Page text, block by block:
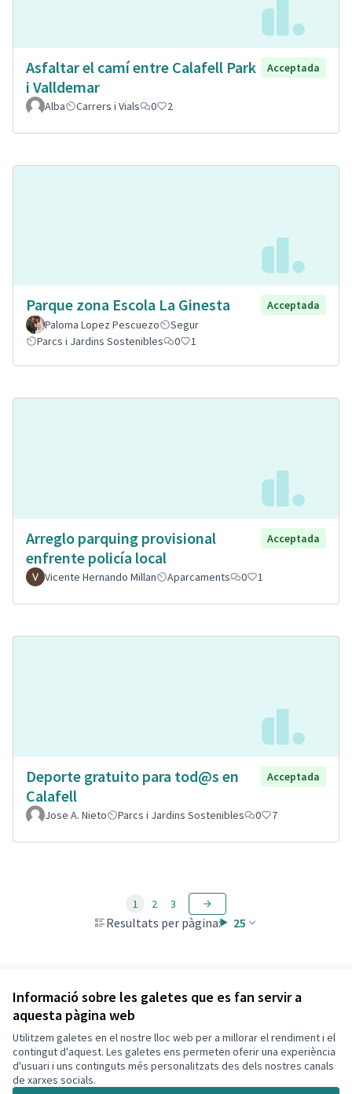
Informació sobre les galetes que es fan servir a
aquesta pàgina web
Utilitzem galetes en el nostre lloc web per a millorar el rendiment i el
contingut d'aquest. Les galetes ens permeten oferir una experiència
d'usuari i uns continguts més personalitzats des dels nostres canals
de xarxes socials.
Asfaltar el camí entre Calafell Park
i Valldemar
Acceptada
Alba Carrers i Vials 0 2
Parque zona Escola La Ginesta
Acceptada
Paloma Lopez Pescuezo
Segur
Parcs i Jardins Sostenibles
0 1
Arreglo parquing provisional
enfrente policía local
Acceptada
Vicente Hernando Millan Aparcaments 0 1
Deporte gratuito para tod@s en
Calafell
Acceptada
Jose A. Nieto Parcs i Jardins Sostenibles 0 7
Resultats per pàgina: 25
1 2 3
Veure totes les propostes retirades
Termes i condicions d'ús
Configuració de les galetes
Decidim Calafell a X
Decidim Calafell a Facebook
Decidim Calafell a YouTube
Decidim Calafell a GitHub